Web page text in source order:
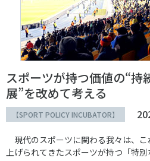
スポーツが持つ価値の“持
展”を改めて考える
【SPORT POLICY INCUBATOR】
現代のスポーツに関わる我々は、
上げられてきたスポーツが持つ「特